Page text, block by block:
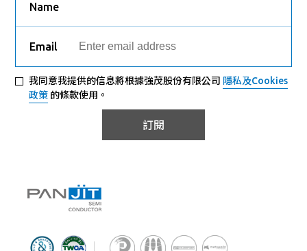
Name
Email
訂閱
我同意我提供的信息將根據強茂股份有限公司 隱私及Cookies
政策 的條款使用。